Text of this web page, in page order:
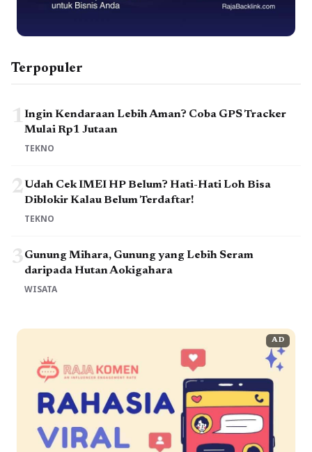
Terpopuler
1Ingin Kendaraan Lebih Aman? Coba GPS Tracker
Mulai Rp1 Jutaan
TEKNO
2Udah Cek IMEI HP Belum? Hati-Hati Loh Bisa
Diblokir Kalau Belum Terdaftar!
TEKNO
3Gunung Mihara, Gunung yang Lebih Seram
daripada Hutan Aokigahara
WISATA
AD